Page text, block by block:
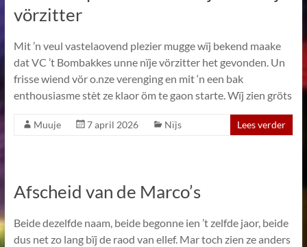
vörzitter
Mit ’n veul vastelaovend plezier mugge wïj bekend maake
dat VC ’t Bombakkes unne nïje vörzitter het gevonden. Un
frisse wiend vör o.nze verenging en mit ‘n een bak
enthousiasme stèt ze klaor öm te gaon starte. Wïj zien gröts
Muuje 7 april 2026 Nïjs Lees verder
Afscheid van de Marco’s
Beide dezelfde naam, beide begonne ien ’t zelfde jaor, beide
dus net zo lang bïj de raod van ellef. Mar toch zien ze anders